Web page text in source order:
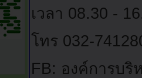
เวลา 08.30 -
โทร 032-
FB: องค์การบริ